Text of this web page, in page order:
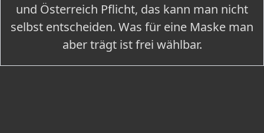
und Österreich Pflicht, das kann man nicht
selbst entscheiden. Was für eine Maske man
aber trägt ist frei wählbar.